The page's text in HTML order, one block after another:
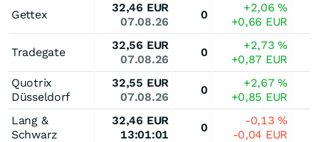
Gettex
32,46 EUR
07.08.26
0
+2,06%
+0,66 EUR
Tradegate
32,56 EUR
07.08.26
0
+2,73%
+0,87 EUR
Quotrix
Düsseldorf
32,55 EUR
07.08.26
0
+2,67%
+0,85 EUR
Lang &
Schwarz
32,46 EUR
13:01:01
0
-0,13%
-0,04 EUR